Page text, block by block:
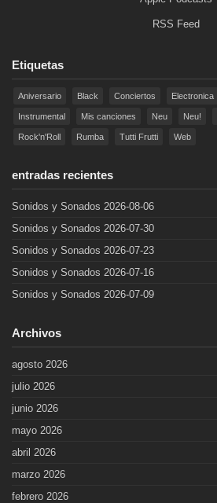
RSS Feed
Etiquetas
Aniversario Black Conciertos Electronica
Instrumental Mis canciones Neu Neu!
Rock'n'Roll Rumba Tutti Frutti Web
entradas recientes
Sonidos y Sonados 2026-08-06
Sonidos y Sonados 2026-07-30
Sonidos y Sonados 2026-07-23
Sonidos y Sonados 2026-07-16
Sonidos y Sonados 2026-07-09
Archivos
agosto 2026
julio 2026
junio 2026
mayo 2026
abril 2026
marzo 2026
febrero 2026